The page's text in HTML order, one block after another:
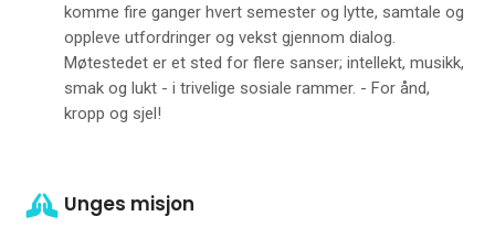
komme fire ganger hvert semester og lytte, samtale og
oppleve utfordringer og vekst gjennom dialog.
Møtestedet er et sted for flere sanser; intellekt, musikk,
smak og lukt - i trivelige sosiale rammer. - For ånd,
kropp og sjel!
Unges misjon